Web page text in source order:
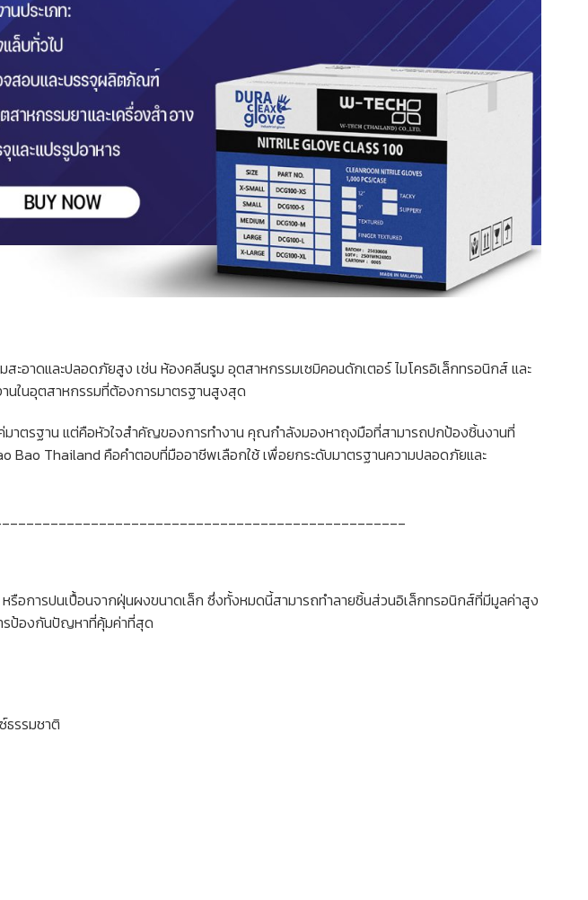
อาดและปลอดภัยสูง เช่น ห้องคลีนรูม อุตสาหกรรมเซมิคอนดักเตอร์ ไมโครอิเล็กทรอนิกส์ และ
นในอุตสาหกรรมที่ต้องการมาตรฐานสูงสุด
มาตรฐาน แต่คือหัวใจสำคัญของการทำงาน คุณกำลังมองหาถุงมือที่สามารถปกป้องชิ้นงานที่
Bao Thailand คือคำตอบที่มืออาชีพเลือกใช้ เพื่อยกระดับมาตรฐานความปลอดภัยและ
อการปนเปื้อนจากฝุ่นผงขนาดเล็ก ซึ่งทั้งหมดนี้สามารถทำลายชิ้นส่วนอิเล็กทรอนิกส์ที่มีมูลค่าสูง
รป้องกันปัญหาที่คุ้มค่าที่สุด
ธรรมชาติ